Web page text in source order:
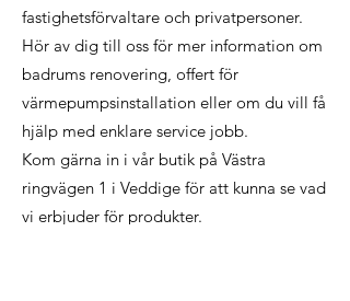
fastighetsförvaltare och privatpersoner.
Hör av dig till oss för mer information om
badrums renovering, offert för
värmepumpsinstallation eller om du vill få
hjälp med enklare service jobb.
Kom gärna in i vår butik på Västra
ringvägen 1 i Veddige för att kunna se vad
vi erbjuder för produkter.